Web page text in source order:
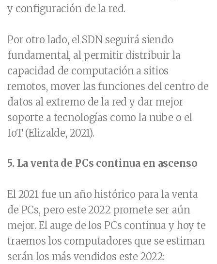
y configuración de la red.
Por otro lado, el SDN seguirá siendo
fundamental, al permitir distribuir la
capacidad de computación a sitios
remotos, mover las funciones del centro de
datos al extremo de la red y dar mejor
soporte a tecnologías como la nube o el
IoT (Elizalde, 2021).
5. La venta de PCs continua en ascenso
El 2021 fue un año histórico para la venta
de PCs, pero este 2022 promete ser aún
mejor. El auge de los PCs continua y hoy te
traemos los computadores que se estiman
serán los más vendidos este 2022: